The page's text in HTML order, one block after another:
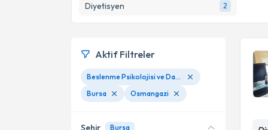
Diyetisyen
2
Aktif Filtreler
Beslenme Psikolojisi ve Davranışsal Değişim
Bursa
Osmangazi
Şehir Bursa